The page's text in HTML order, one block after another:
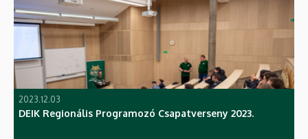
2023.12.03
DEIK Regionális Programozó Csapatverseny 2023.